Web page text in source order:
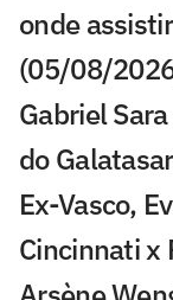
onde
(05/08/
Gabriel
do
Ex-Vasco,
Cincinnati x